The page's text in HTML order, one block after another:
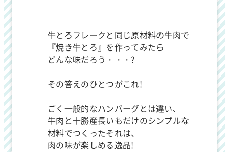
牛とろフレークと同じ原材料の牛肉で
『焼き牛とろ』を作ってみたら
どんな味だろう・・・?
その答えのひとつがこれ!
ごく一般的なハンバーグとは違い、
牛肉と十勝産長いもだけのシンプルな
材料でつくったそれは、
肉の味が楽しめる逸品!